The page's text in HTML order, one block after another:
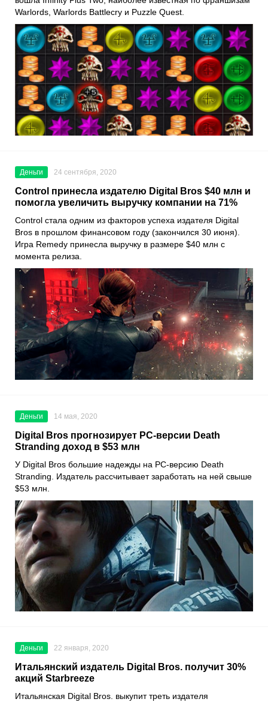
Warlords, Warlords Battlecry и Puzzle Quest
Деньги 24 сентября, 2020
Control принесла издателю Digital Bros $40 млн и
помогла увеличить выручку компании на 71%
Control стала одним из факторов успеха издателя Digital
Bros в прошлом финансовом году (закончился 30 июня).
Игра Remedy принесла выручку в размере $40 млн с
момента релиза.
Деньги 14 мая, 2020
Digital Bros прогнозирует PC-версии Death
Stranding доход в $53 млн
У Digital Bros большие надежды на PC-версию Death
Stranding . Издатель рассчитывает заработать на ней свыше
$53 млн.
Деньги 22 января, 2020
Итальянский издатель Digital Bros. получит 30%
акций Starbreeze
Итальянская Digital Bros. выкупит треть издателя